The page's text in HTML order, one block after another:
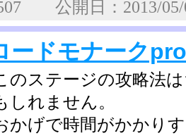
507 公開日：
ードモナーク
のステージの攻略法
しれません。
かげで時間がかかり